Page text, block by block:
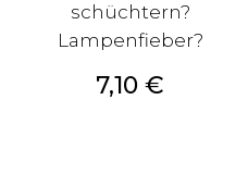
schüchtern?
Lampenfieber?
Preis
7,10 €